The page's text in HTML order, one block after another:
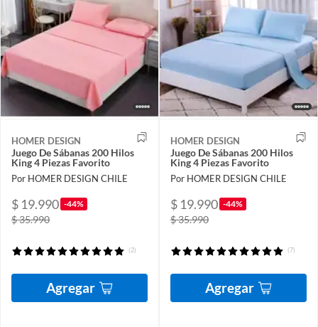
HOMER DESIGN
Juego De Sábanas 200 Hilos
King 4 Piezas Favorito
Por HOMER DESIGN CHILE
$ 19.990 -44%
$ 35.990
(2)
Agregar
HOMER DESIGN
Juego De Sábanas 200 Hilos
King 4 Piezas Favorito
Por HOMER DESIGN CHILE
$ 19.990 -44%
$ 35.990
(7)
Agregar